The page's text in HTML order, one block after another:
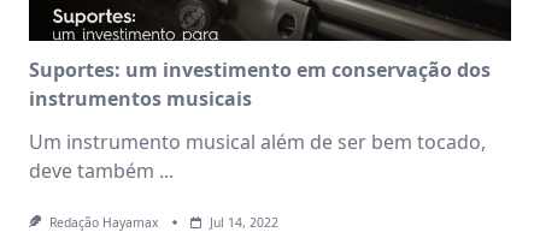
Suportes: um investimento em conservação dos
instrumentos musicais
Um instrumento musical além de ser bem tocado,
deve também ...
Redação Hayamax Jul 14, 2022